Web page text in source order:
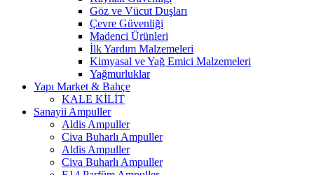
Göz ve Vücut Duşları
Çevre Güvenliği
Madenci Ürünleri
İlk Yardım Malzemeleri
Kimyasal ve Yağ Emici Malzemeleri
Yağmurluklar
Yapı Market & Bahçe
KALE KİLİT
Sanayii Ampuller
Aldis Ampuller
Civa Buharlı Ampuller
Aldis Ampuller
Civa Buharlı Ampuller